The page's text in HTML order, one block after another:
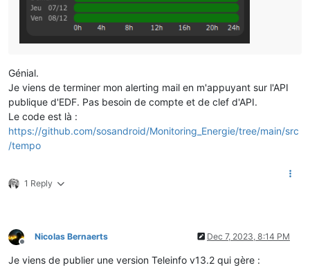
Génial.
Je viens de terminer mon alerting mail en m'appuyant sur l'API
publique d'EDF. Pas besoin de compte et de clef d'API.
Le code est là :
https://github.com/sosandroid/Monitoring_Energie/tree/main/src
/tempo
1 Reply
Offline
Nicolas Bernaerts Dec 7, 2023, 8:14 PM
Je viens de publier une version Teleinfo v13.2 qui gère :